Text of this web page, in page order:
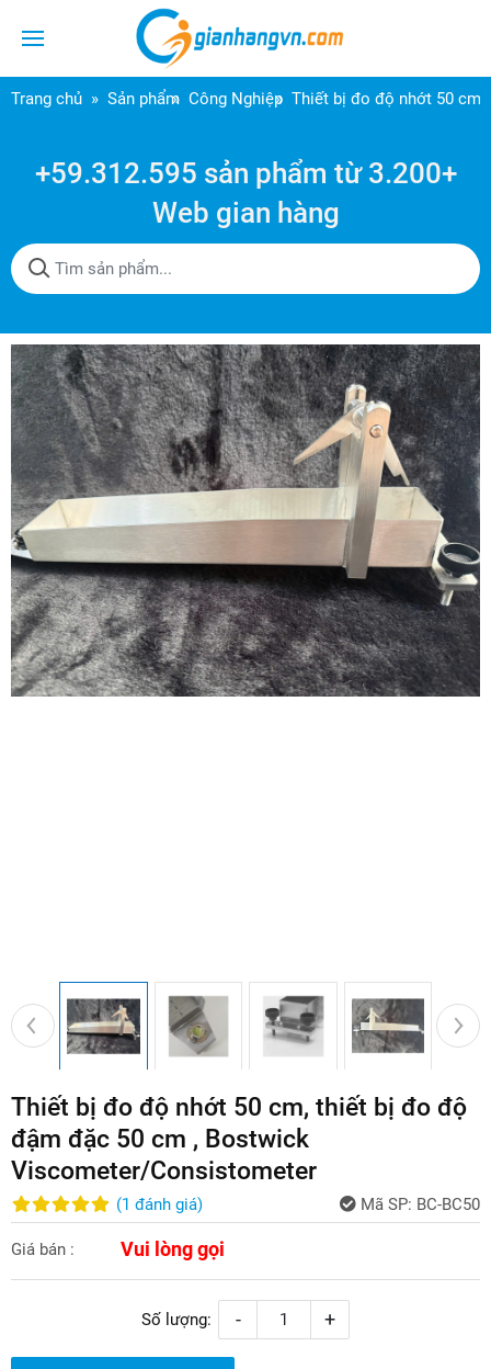
Trang chủ Sản phẩm Công Nghiệp Thiết bị đo độ nhớt 50
+59.312.595 sản phẩm từ 3.200+
Web gian hàng
Thiết bị đo độ nhớt 50 cm, thiết bị đo độ
đậm đặc 50 cm , Bostwick
Viscometer/Consistometer
(1 đánh giá) Mã SP: BC-BC50
Giá bán : Vui lòng gọi
Số lượng: - +